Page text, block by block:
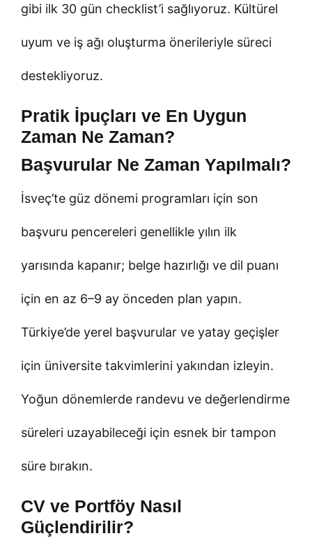
gibi ilk 30 gün checklist’i sağlıyoruz. Kültürel
uyum ve iş ağı oluşturma önerileriyle süreci
destekliyoruz.
Pratik İpuçları ve En Uygun
Zaman Ne Zaman?
Başvurular Ne Zaman Yapılmalı?
İsveç’te güz dönemi programları için son
başvuru pencereleri genellikle yılın ilk
yarısında kapanır; belge hazırlığı ve dil puanı
için en az 6–9 ay önceden plan yapın.
Türkiye’de yerel başvurular ve yatay geçişler
için üniversite takvimlerini yakından izleyin.
Yoğun dönemlerde randevu ve değerlendirme
süreleri uzayabileceği için esnek bir tampon
süre bırakın.
CV ve Portföy Nasıl
Güçlendirilir?